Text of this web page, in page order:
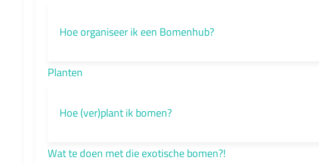
Hoe organiseer ik een Bomenhub?
Planten
Hoe (ver)plant ik bomen?
Wat te doen met die exotische bomen?!